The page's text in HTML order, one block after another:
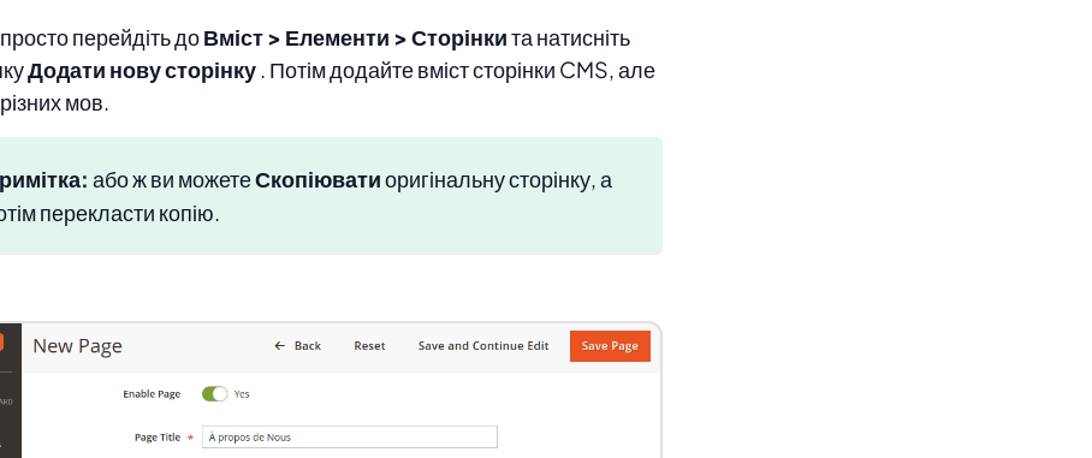
перейдіть доВміст > Елементи > Сторінкита натисніть
Додати нову сторінку. Потім додайте вміст сторінки CMS, але
мов.
або ж ви можетеСкопіюватиоригінальну сторінку, а
перекласти копію.